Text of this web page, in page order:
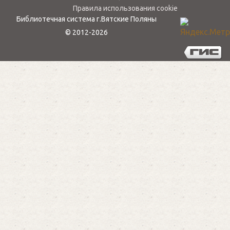
Политика конфиденциальности
Правила использования cookie